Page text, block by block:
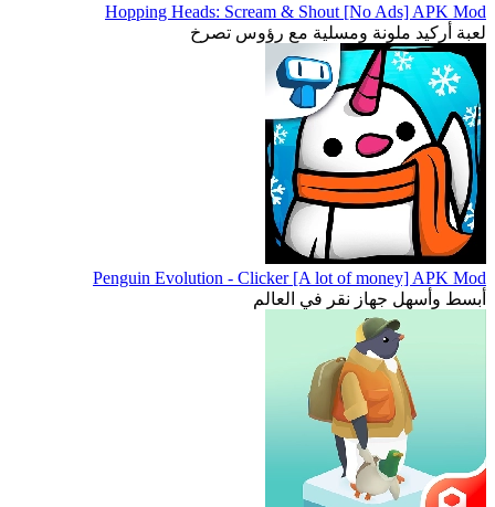
Hopping Heads: Scream & Shout [No Ads] APK Mod
لعبة أركيد ملونة ومسلية مع رؤوس تصرخ
Penguin Evolution - Clicker [A lot of money] APK Mod
أبسط وأسهل جهاز نقر في العالم